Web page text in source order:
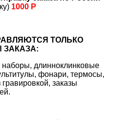
1000 Р
ТОЛЬКО
ЗАКАЗА:
длинноклинковые
фонари, термосы,
заказы